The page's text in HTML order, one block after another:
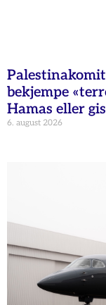
bekjempe
Hamas eller
6. august 2026